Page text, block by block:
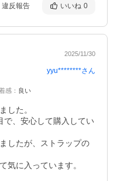
違反報告 いいね 0
2025/11/30
yyu********さん
感 ： 良い
した。
で、安心して購入してい
したが、ストラップの
気に入っています。